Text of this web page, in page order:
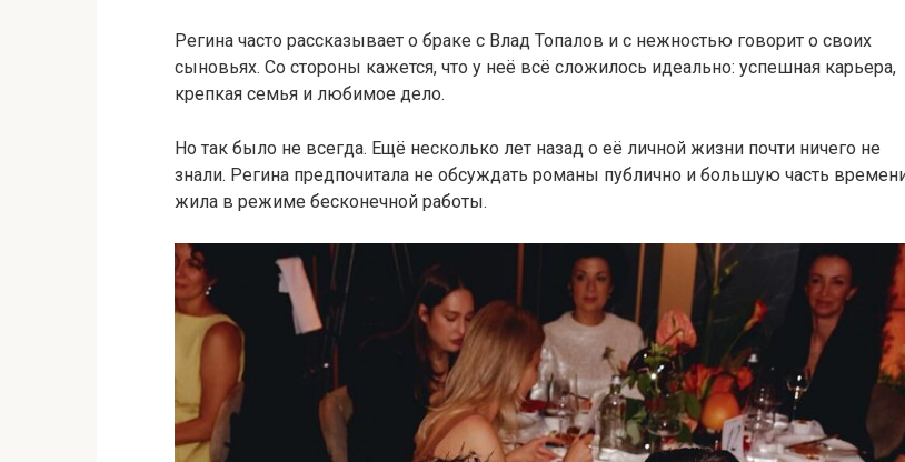
Регина часто рассказывает о браке с Влад Топалов и с нежностью говорит о своих
сыновьях. Со стороны кажется, что у неё всё сложилось идеально: успешная карьера,
крепкая семья и любимое дело.
Но так было не всегда. Ещё несколько лет назад о её личной жизни почти ничего не
знали. Регина предпочитала не обсуждать романы публично и большую часть
жила в режиме бесконечной работы.